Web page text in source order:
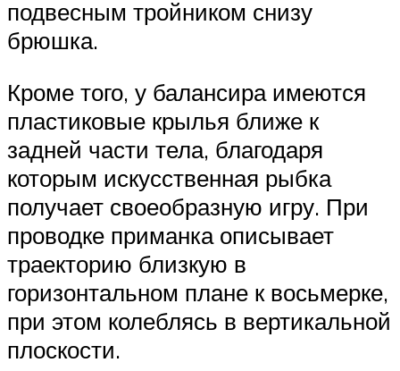
подвесным тройником снизу
брюшка.
Кроме того, у балансира имеются
пластиковые крылья ближе к
задней части тела, благодаря
которым искусственная рыбка
получает своеобразную игру. При
проводке приманка описывает
траекторию близкую в
горизонтальном плане к восьмерке,
при этом колеблясь в вертикальной
плоскости.